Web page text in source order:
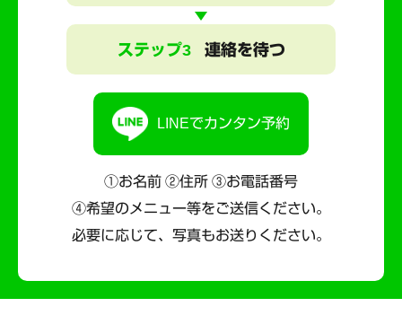
ステップ3 連絡を待つ
LINEでカンタン予約
①お名前 ②住所 ③お電話番号
④希望のメニュー等をご送信ください。
必要に応じて、写真もお送りください。